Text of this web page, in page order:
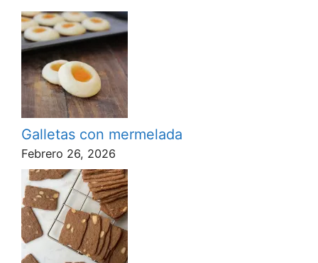
Galletas con mermelada
Febrero 26, 2026